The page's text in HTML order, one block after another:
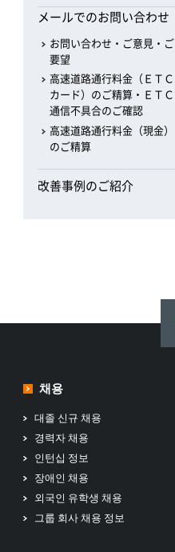
メールでのお問い合わせ
お問い合わせ・ご意見・ご
要望
高速道路通行料金（ＥＴＣ
カード）のご精算・ＥＴＣ
通信不具合のご確認
高速道路通行料金（現金）
のご精算
改善事例のご紹介
채용
대졸 신규 채용
경력자 채용
인턴십 정보
장애인 채용
외국인 유학생 채용
그룹 회사 채용 정보